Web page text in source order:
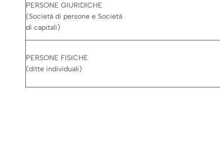
PERSONE GIURIDICHE
(Società di persone e Società
di capitali)
PERSONE FISICHE
(ditte individuali)